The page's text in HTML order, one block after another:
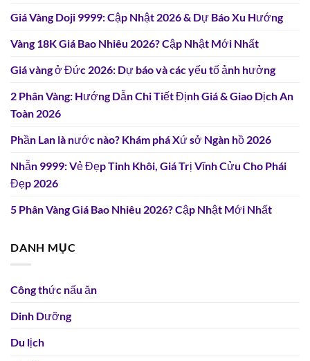
Giá Vàng Doji 9999: Cập Nhật 2026 & Dự Báo Xu Hướng
Vàng 18K Giá Bao Nhiêu 2026? Cập Nhật Mới Nhất
Giá vàng ở Đức 2026: Dự báo và các yếu tố ảnh hưởng
2 Phân Vàng: Hướng Dẫn Chi Tiết Định Giá & Giao Dịch An
Toàn 2026
Phần Lan là nước nào? Khám phá Xứ sở Ngàn hồ 2026
Nhẫn 9999: Vẻ Đẹp Tinh Khôi, Giá Trị Vĩnh Cửu Cho Phái
Đẹp 2026
5 Phân Vàng Giá Bao Nhiêu 2026? Cập Nhật Mới Nhất
DANH MỤC
Công thức nấu ăn
Dinh Dưỡng
Du lịch